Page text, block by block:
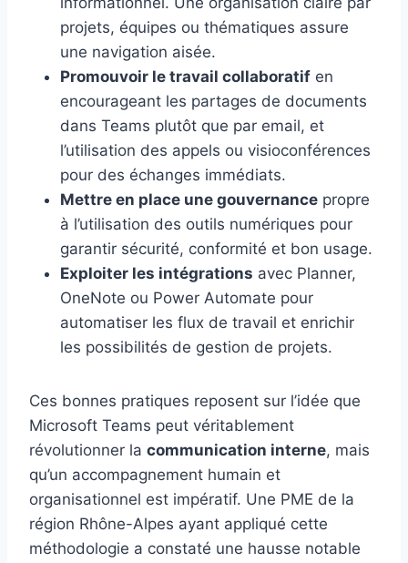
projets, équipes ou thématiques assure
une navigation aisée.
Promouvoir le travail collaboratif en
encourageant les partages de documents
dans Teams plutôt que par email, et
l’utilisation des appels ou visioconférences
pour des échanges immédiats.
Mettre en place une gouvernance propre
à l’utilisation des outils numériques pour
garantir sécurité, conformité et bon usage.
Exploiter les intégrations avec Planner,
OneNote ou Power Automate pour
automatiser les flux de travail et enrichir
les possibilités de gestion de projets.
Ces bonnes pratiques reposent sur l’idée que
Microsoft Teams peut véritablement
révolutionner la communication interne, mais
qu’un accompagnement humain et
organisationnel est impératif. Une PME de la
région Rhône-Alpes ayant appliqué cette
méthodologie a constaté une hausse notable